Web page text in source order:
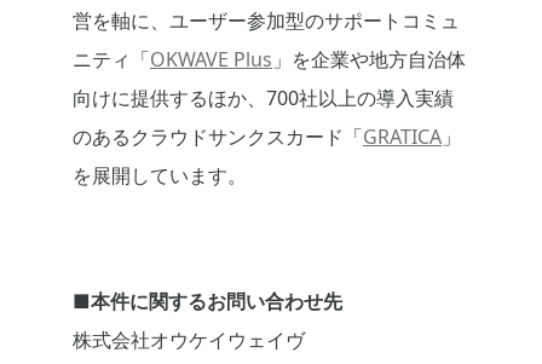
営を軸に、ユーザー参加型のサポートコミュ
ニティ「OKWAVE Plus 」を企業や地方自治体
向けに提供するほか、700社以上の導入実績
のあるクラウドサンクスカード「GRATICA 」
を展開しています。
■本件に関するお問い合わせ先
株式会社オウケイウェイヴ